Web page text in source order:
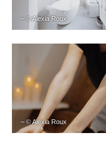
– © Alexia Roux
– © Alexia Roux